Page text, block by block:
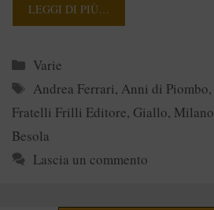
LEGGI DI PIÙ…
Categorie
Varie
Tag
Andrea Ferrari, Anni di Piombo,
Fratelli Frilli Editore, Giallo, Milano
Besola
Lascia un commento